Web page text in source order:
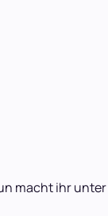
macht ihr